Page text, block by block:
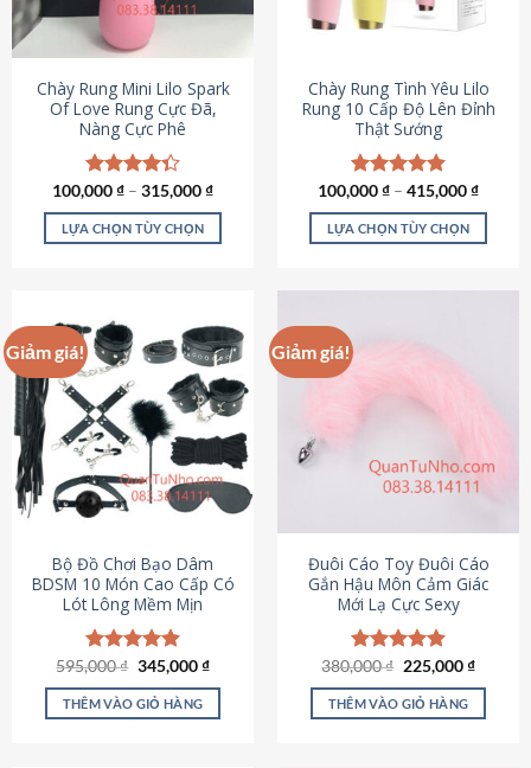
thể
chọn
trên
trang
sản
phẩm
Chày Rung Mini Lilo Spark
Of Love Rung Cực Đã,
Nàng Cực Phê
Được xếp
hạng4.33
5 sao
100,000₫ – 315,000₫
LỰA CHỌN TÙY CHỌN
có
nhiều
biến
thể.
Các
tùy
chọn
có
chọn
trên
trang
sản
phẩm
Chày Rung Tình Yêu Lilo
Rung 10 Cấp Độ Lên Đỉnh
Thật Sướng
Được xếp
hạng4.94
5 sao
100,000₫ – 415,000₫
LỰA CHỌN TÙY CHỌN
biến
thể.
chọn
chọn
trên
trang
sản
phẩm
Giảm giá!
Bộ Đồ Chơi Bạo Dâm
BDSM 10 Món Cao Cấp Có
Lót Lông Mềm Mịn
Được xếp
hạng4.88
5 sao
595,000₫ Giá
là:
595,000 ₫.
345,000₫Giá
tại
THÊM VÀO GIỎ HÀNG
Giảm giá!
Đuôi Cáo Toy Đuôi Cáo
Gắn Hậu Môn Cảm Giác
Mới Lạ Cực Sexy
Được xếp
hạng4.88
5 sao
380,000₫ Giá
là:
380,000 ₫.
225,000₫Giá
tại
THÊM VÀO GIỎ HÀNG